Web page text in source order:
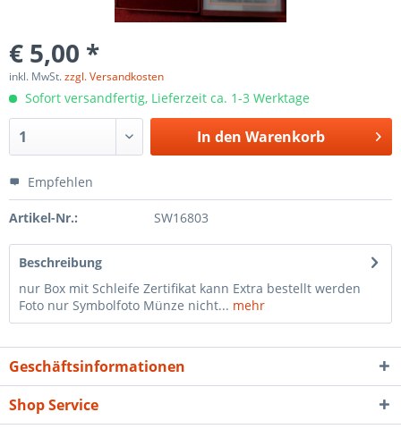
€ 5,00 *
inkl. MwSt.zzgl. Versandkosten
Sofort versandfertig, Lieferzeit ca. 1-3 Werktage
In den Warenkorb
Empfehlen
Artikel-Nr.: SW16803
Beschreibung
nur Box mit Schleife Zertifikat kann Extra bestellt werden
Foto nur Symbolfoto Münze nicht... mehr
Geschäftsinformationen
Shop Service